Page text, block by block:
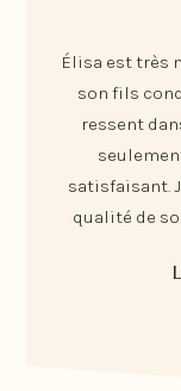
Élisa est très
son fils
ressent
satisfaisant.
qualité de